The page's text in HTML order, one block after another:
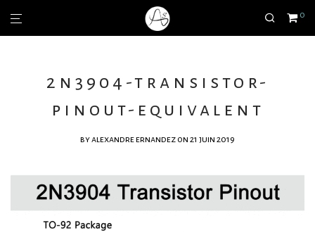
0
2n3904-transistor-
pinout-equivalent
byalexandre ernandez on 21 juin 2019